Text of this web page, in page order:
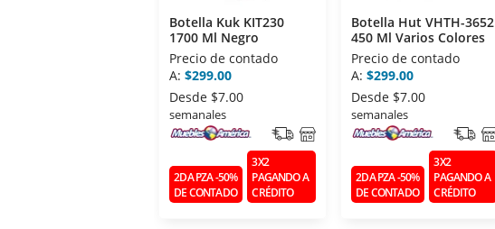
Botella Kuk KIT230
1700 Ml Negro
Precio de contado
A: $299.00
Desde $7.00
semanales
2DA PZA -50%
DE CONTADO
3X2
PAGANDO A
CRÉDITO
Botella Hut VHTH-3652
450 Ml Varios Colores
Precio de contado
A: $299.00
Desde $7.00
semanales
2DA PZA -50%
DE CONTADO
3X2
PAGANDO A
CRÉDITO